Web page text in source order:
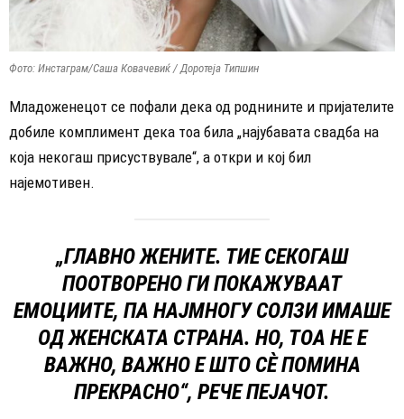
Фото: Инстаграм/Саша Ковачевиќ / Доротеја Типшин
Младоженецот се пофали дека од роднините и пријателите
добиле комплимент дека тоа била „најубавата свадба на
која некогаш присуствувале“, а откри и кој бил
најемотивен.
„ГЛАВНО ЖЕНИТЕ. ТИЕ СЕКОГАШ
ПООТВОРЕНО ГИ ПОКАЖУВААТ
ЕМОЦИИТЕ, ПА НАЈМНОГУ СОЛЗИ ИМАШЕ
ОД ЖЕНСКАТА СТРАНА. НО, ТОА НЕ Е
ВАЖНО, ВАЖНО Е ШТО СÈ ПОМИНА
ПРЕКРАСНО“, РЕЧЕ ПЕЈАЧОТ.